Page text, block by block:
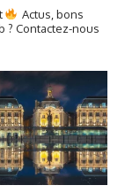
Actus, bons
? Contactez-nous